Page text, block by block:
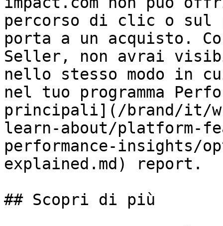
percorso di clic o sul
porta a un acquisto.
Seller, non avrai
nello stesso modo in
nel tuo programma
principali](/brand/it/
learn-about/platform-
performance-insights/
explained.md) report.
## Scopri di più